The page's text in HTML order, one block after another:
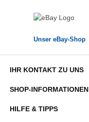
Unser eBay-Shop
IHR KONTAKT ZU UNS
SHOP-INFORMATIONEN
HILFE & TIPPS